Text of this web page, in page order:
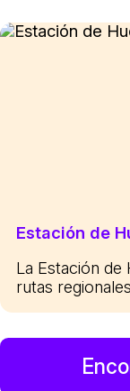
Estación de
La Estación
rutas